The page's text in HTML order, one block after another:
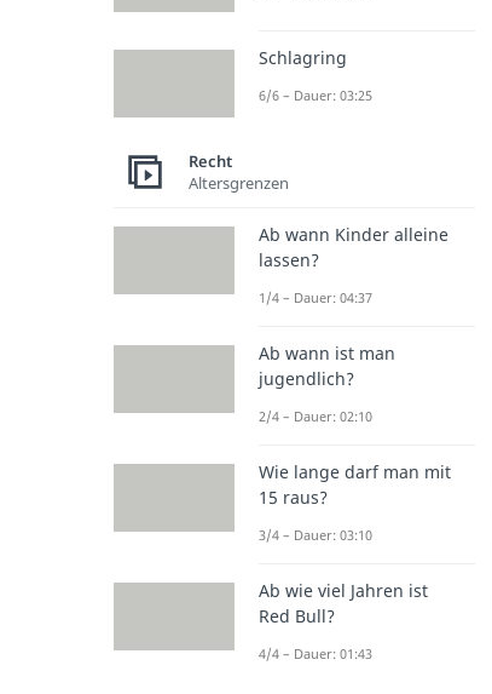
Schlagring
6/6 – Dauer: 03:25
Recht
Altersgrenzen
Ab wann Kinder alleine
lassen?
1/4 – Dauer: 04:37
Ab wann ist man
jugendlich?
2/4 – Dauer: 02:10
Wie lange darf man mit
15 raus?
3/4 – Dauer: 03:10
Ab wie viel Jahren ist
Red Bull?
4/4 – Dauer: 01:43